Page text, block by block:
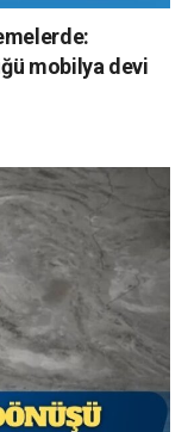
mobilya devi